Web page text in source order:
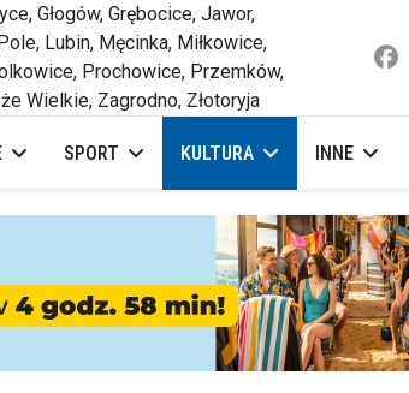
Głogów, Grębocice, Jawor,
Lubin, Męcinka, Miłkowice,
Prochowice, Przemków,
Wielkie, Zagrodno, Złotoryja
SPORT KULTURA INNE